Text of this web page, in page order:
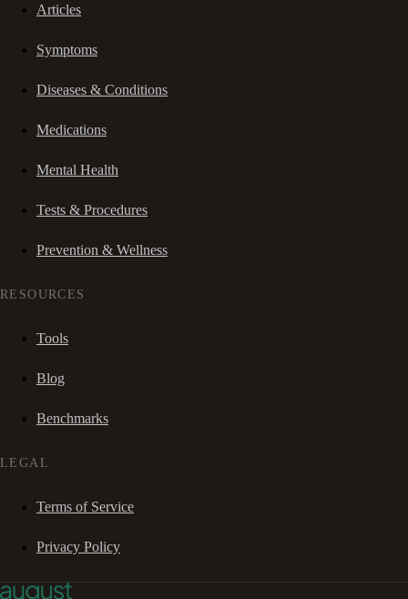
Articles
Symptoms
Diseases & Conditions
Medications
Mental Health
Tests & Procedures
Prevention & Wellness
RESOURCES
Tools
Blog
Benchmarks
LEGAL
Terms of Service
Privacy Policy